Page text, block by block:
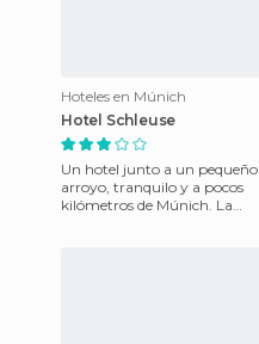
Hoteles en Múnich
Hotel Schleuse
Un hotel junto a un pequeño
arroyo, tranquilo y a pocos
kilómetros de Múnich. La